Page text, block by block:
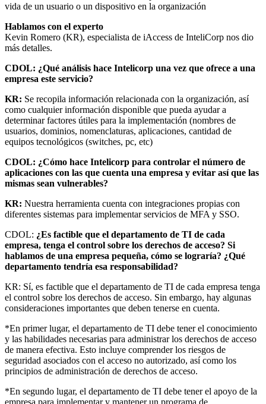
vida de un usuario o un dispositivo en la organización
Hablamos con el experto
Kevin Romero (KR), especialista de iAccess de InteliCorp nos dio
más detalles.
CDOL: ¿Qué análisis hace Intelicorp una vez que ofrece a una
empresa este servicio?
KR: Se recopila información relacionada con la organización, así
como cualquier información disponible que pueda ayudar a
determinar factores útiles para la implementación (nombres de
usuarios, dominios, nomenclaturas, aplicaciones, cantidad de
equipos tecnológicos (switches, pc, etc)
CDOL: ¿Cómo hace Intelicorp para controlar el número de
aplicaciones con las que cuenta una empresa y evitar así que las
mismas sean vulnerables?
KR: Nuestra herramienta cuenta con integraciones propias con
diferentes sistemas para implementar servicios de MFA y SSO.
CDOL: ¿Es factible que el departamento de TI de cada
empresa, tenga el control sobre los derechos de acceso? Si
hablamos de una empresa pequeña, cómo se lograría? ¿Qué
departamento tendría esa responsabilidad?
KR: Sí, es factible que el departamento de TI de cada empresa tenga
el control sobre los derechos de acceso. Sin embargo, hay algunas
consideraciones importantes que deben tenerse en cuenta.
*En primer lugar, el departamento de TI debe tener el conocimiento
y las habilidades necesarias para administrar los derechos de acceso
de manera efectiva. Esto incluye comprender los riesgos de
seguridad asociados con el acceso no autorizado, así como los
principios de administración de derechos de acceso.
*En segundo lugar, el departamento de TI debe tener el apoyo de la
empresa para implementar y mantener un programa de